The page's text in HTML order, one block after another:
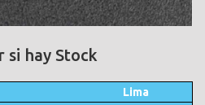
si hay Stock
Lima